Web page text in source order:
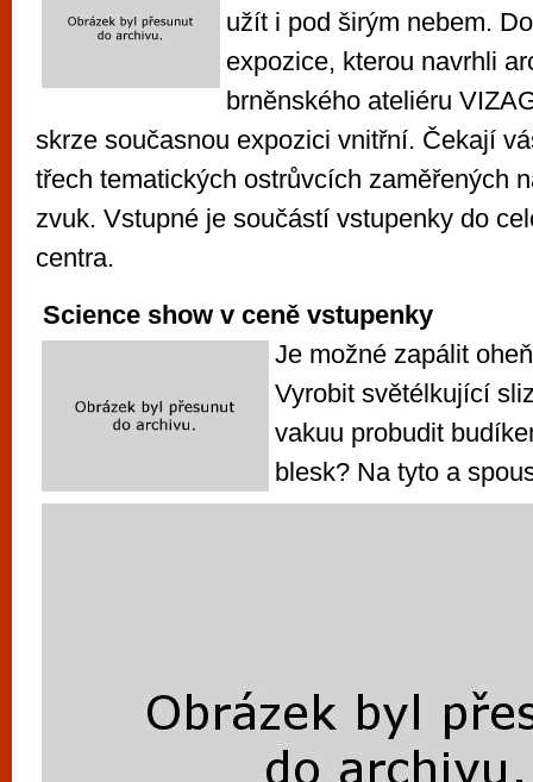
užít i pod širým nebem.
expozice, kterou navrhli
brněnského ateliéru
skrze současnou expozici vnitřní. Čekají
třech tematických ostrůvcích zaměřených
zvuk. Vstupné je součástí vstupenky do
centra.
Science show v ceně vstupenky
Je možné zapálit
Vyrobit světélkující
vakuu probudit
blesk? Na tyto a